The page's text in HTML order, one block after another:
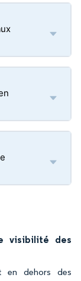
visibilité des
en dehors des